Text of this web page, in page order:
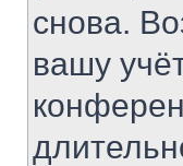
снова.
вашу